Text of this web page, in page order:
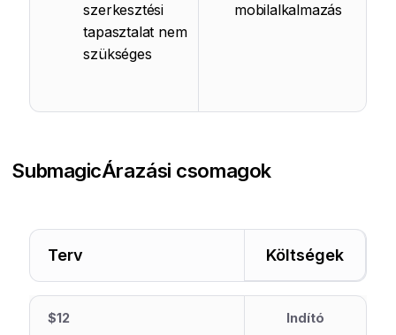
szerkesztési
tapasztalat nem
szükséges
mobilalkalmazás
SubmagicÁrazási csomagok
Terv Költségek
$12 Indító